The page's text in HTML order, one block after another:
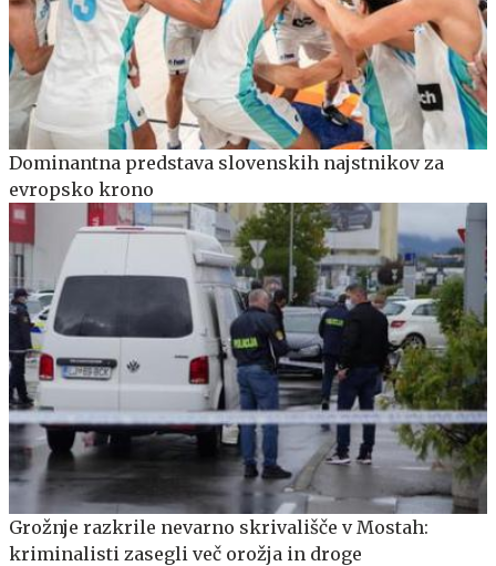
Dominantna predstava slovenskih najstnikov za
evropsko krono
Grožnje razkrile nevarno skrivališče v Mostah:
kriminalisti zasegli več orožja in droge